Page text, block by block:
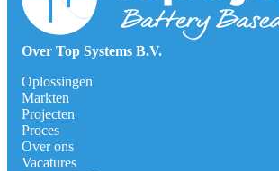
Over Top Systems B.V.
Oplossingen
Markten
Projecten
Proces
Over ons
Vacatures